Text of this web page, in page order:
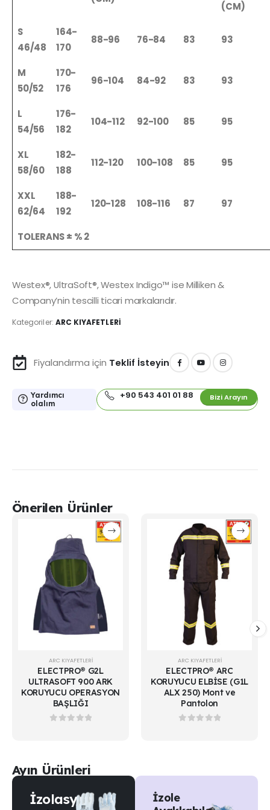
(CM)
S
46/48
164-
170
88-96 76-84 83 93
M
50/52
170-
176
96-104 84-92 83 93
L
54/56
176-
182
104-112 92-100 85 95
XL
58/60
182-
188
112-120 100-108 85 95
XXL
62/64
188-
192
120-128 108-116 87 97
TOLERANS ± % 2
Westex®, UltraSoft®, Westex Indigo™ ise Milliken &
Company’nin tescilli ticari markalarıdır.
Kategoriler: ARC KIYAFETLERİ
Fiyalandırma için Teklif İsteyin
Yardımcı
olalım
+90 543 401 01 88 Bizi Arayın
Önerilen Ürünler
ARC KIYAFETLERİ
ELECTPRO® G2L
ULTRASOFT 900 ARK
KORUYUCU OPERASYON
BAŞLIĞI
ARC KIYAFETLERİ
ELECTPRO® ARC
KORUYUCU ELBİSE (G1L
ALX 250) Mont ve
Pantolon
Ayın Ürünleri
İzolasyon
İzole